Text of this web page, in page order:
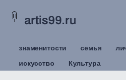
artis99.ru
знаменитости семья
искусство
Культура